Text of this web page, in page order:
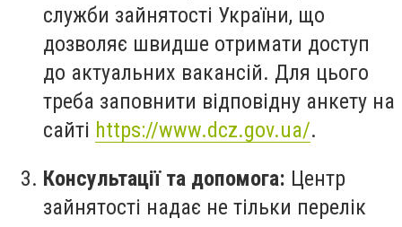
служби зайнятості України, що
дозволяє швидше отримати доступ
до актуальних вакансій. Для цього
треба заповнити відповідну анкету на
сайті https://www.dcz.gov.ua/.
Консультації та допомога: Центр
зайнятості надає не тільки перелік